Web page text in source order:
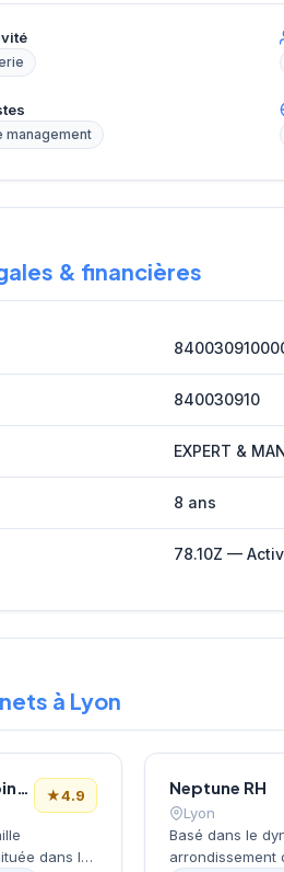
management
& financières
840030910
EXPERT &
8 ans
78.10Z —
à Lyon
WIICO – cabinet de recrutement ★4.9
dans le
Neptune RH
Lyon
Basé dans le
arrondissement